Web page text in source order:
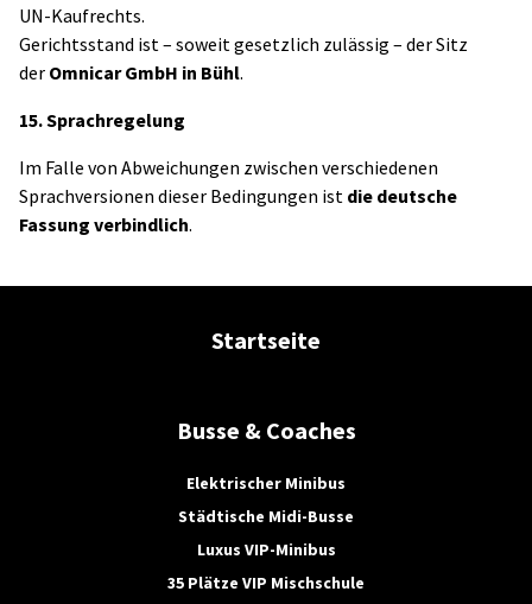
UN-Kaufrechts.
Gerichtsstand ist – soweit gesetzlich zulässig – der Sitz
der Omnicar GmbH in Bühl.
15. Sprachregelung
Im Falle von Abweichungen zwischen verschiedenen
Sprachversionen dieser Bedingungen ist die deutsche
Fassung verbindlich.
Startseite
Busse & Coaches
Elektrischer Minibus
Städtische Midi-Busse
Luxus VIP-Minibus
35 Plätze VIP Mischschule